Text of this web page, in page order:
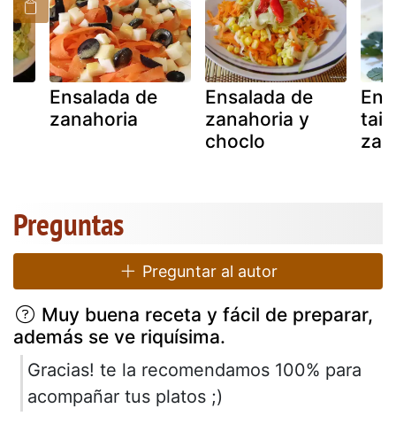
Ensalada de
zanahoria
Ensalada de
zanahoria y
choclo
Preguntas
Preguntar al autor
Muy buena receta y fácil de preparar,
además se ve riquísima.
Gracias! te la recomendamos 100% para
acompañar tus platos ;)